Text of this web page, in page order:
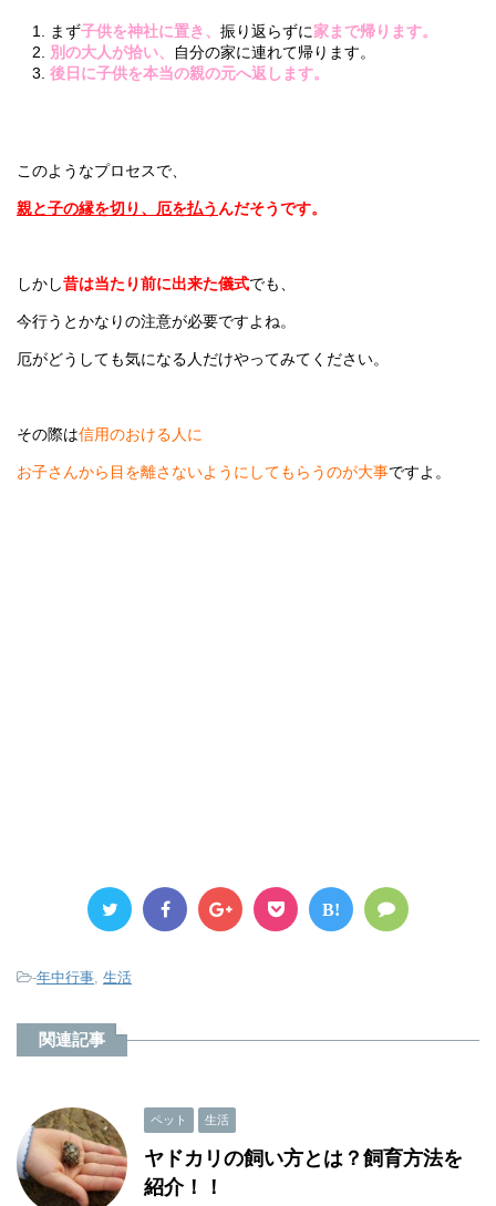
まず子供を神社に置き、 振り返らずに家まで帰ります。
別の大人が拾い、
自分の家に連れて帰ります。
後日に子供を本当の親の元へ返します。
このようなプロセスで、
親と子の縁を切り、厄を払う んだそうです。
しかし昔は当たり前に出来た儀式でも、
今行うとかなりの注意が必要ですよね。
厄がどうしても気になる人だけやってみてください。
その際は信用のおける人に
お子さんから目を離さないようにしてもらうのが大事ですよ。
B!
-年中行事, 生活
関連記事
ペット 生活
ヤドカリの飼い方とは？飼育方法を
紹介！！